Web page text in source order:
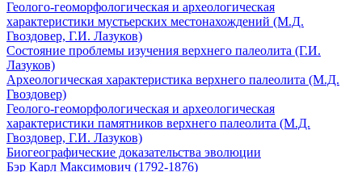
Геолого-геоморфологическая и археологическая
характеристики мустьерских местонахождений (М.Д.
Гвоздовер, Г.И. Лазуков)
Состояние проблемы изучения верхнего палеолита (Г.И.
Лазуков)
Археологическая характеристика верхнего палеолита (М.Д.
Гвоздовер)
Геолого-геоморфологическая и археологическая
характеристики памятников верхнего палеолита (М.Д.
Гвоздовер, Г.И. Лазуков)
Биогеографические доказательства эволюции
Бэр Карл Максимович (1792-1876)